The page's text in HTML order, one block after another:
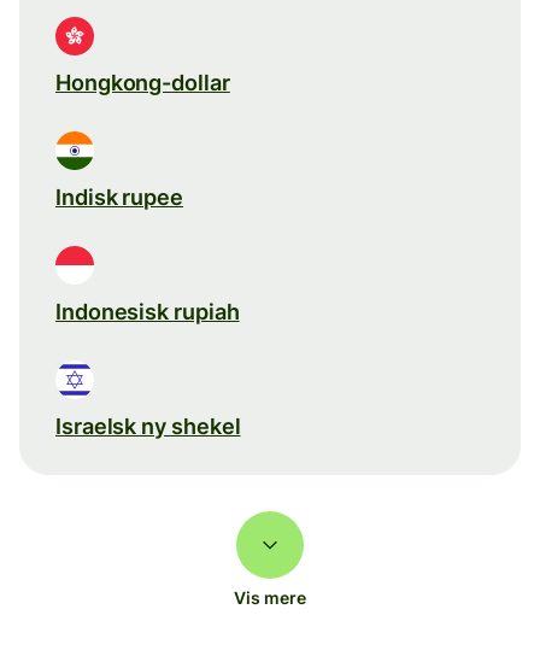
Hongkong-dollar
Indisk rupee
Indonesisk rupiah
Israelsk ny shekel
Vis mere